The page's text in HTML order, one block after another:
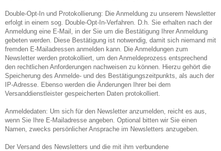
Double-Opt-In und Protokollierung: Die Anmeldung zu unserem Newsletter
erfolgt in einem sog. Double-Opt-In-Verfahren. D.h. Sie erhalten nach der
Anmeldung eine E-Mail, in der Sie um die Bestätigung Ihrer Anmeldung
gebeten werden. Diese Bestätigung ist notwendig, damit sich niemand mit
fremden E-Mailadressen anmelden kann. Die Anmeldungen zum
Newsletter werden protokolliert, um den Anmeldeprozess entsprechend
den rechtlichen Anforderungen nachweisen zu können. Hierzu gehört die
Speicherung des Anmelde- und des Bestätigungszeitpunkts, als auch der
IP-Adresse. Ebenso werden die Änderungen Ihrer bei dem
Versanddienstleister gespeicherten Daten protokolliert.
Anmeldedaten: Um sich für den Newsletter anzumelden, reicht es aus,
wenn Sie Ihre E-Mailadresse angeben. Optional bitten wir Sie einen
Namen, zwecks persönlicher Ansprache im Newsletters anzugeben.
Der Versand des Newsletters und die mit ihm verbundene